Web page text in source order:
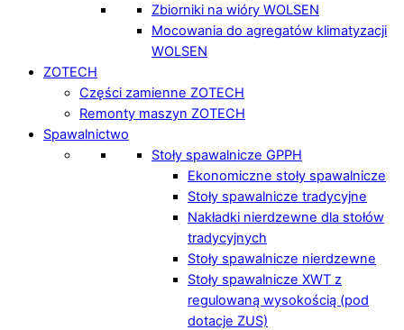
Zbiorniki na wióry WOLSEN
Mocowania do agregatów klimatyzacji
WOLSEN
ZOTECH
Części zamienne ZOTECH
Remonty maszyn ZOTECH
Spawalnictwo
Stoły spawalnicze GPPH
Ekonomiczne stoły spawalnicze
Stoły spawalnicze tradycyjne
Nakładki nierdzewne dla stołów
tradycyjnych
Stoły spawalnicze nierdzewne
Stoły spawalnicze XWT z
regulowaną wysokością (pod
dotacje ZUS)